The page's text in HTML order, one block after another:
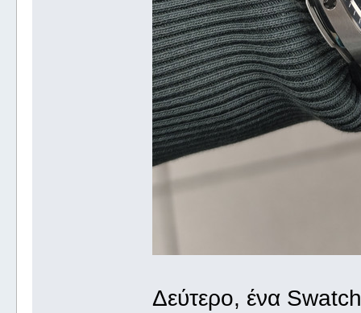
Δεύτερο, ένα